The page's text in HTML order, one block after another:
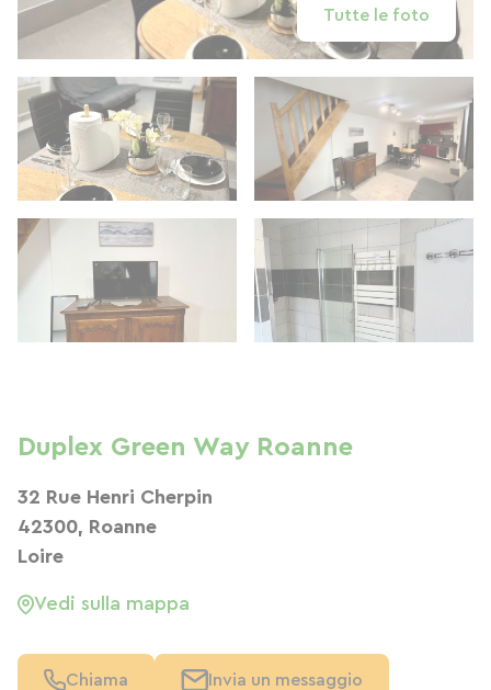
Tutte le foto
Duplex Green Way Roanne
32 Rue Henri Cherpin
42300, Roanne
Loire
Vedi sulla mappa
Chiama Invia un messaggio